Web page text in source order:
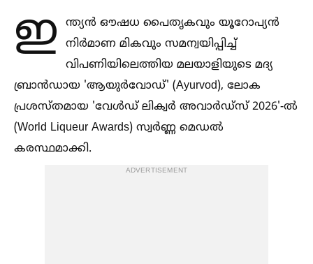
ഇ
ന്ത്യൻ ഔഷധ പൈതൃകവും യൂറോപ്യൻ
നിർമാണ മികവും സമന്വയിപ്പിച്ച്‌
വിപണിയിലെത്തിയ മലയാളിയുടെ മദ്യ
ബ്രാൻഡായ 'ആയുർവോഡ്' (Ayurvod), ലോക
പ്രശസ്തമായ 'വേള്‍ഡ് ലിക്വർ അവാർഡ്‌സ് 2026'-ല്‍
(World Liqueur Awards) സ്വർണ്ണ മെഡല്‍
കരസ്ഥമാക്കി.
ADVERTISEMENT